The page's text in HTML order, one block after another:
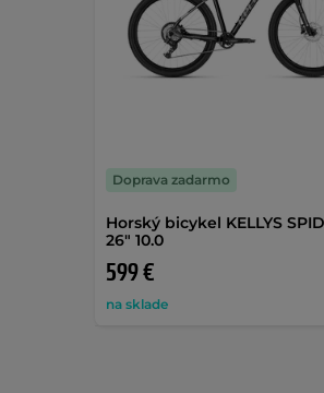
Horský bicykel KELLYS
26" 10.0
599 €
na sklade
Doprava zadarmo